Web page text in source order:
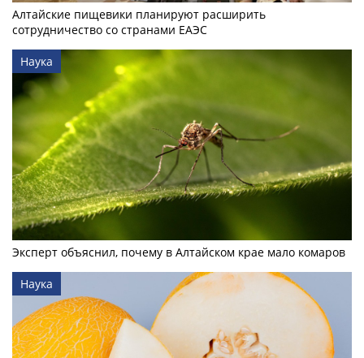
Алтайские пищевики планируют расширить
сотрудничество со странами ЕАЭС
Наука
Эксперт объяснил, почему в Алтайском крае мало комаров
Наука